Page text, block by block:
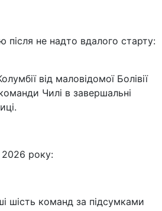
після не надто вдалого старту:
від маловідомої Болівії
Чилі в завершальні
2026 року:
шість команд за підсумками